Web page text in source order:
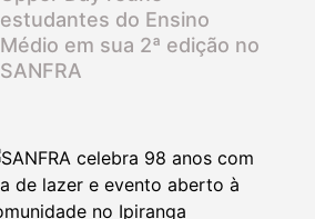
estudantes do Ensino
Médio em sua 2ª edição no
SANFRA